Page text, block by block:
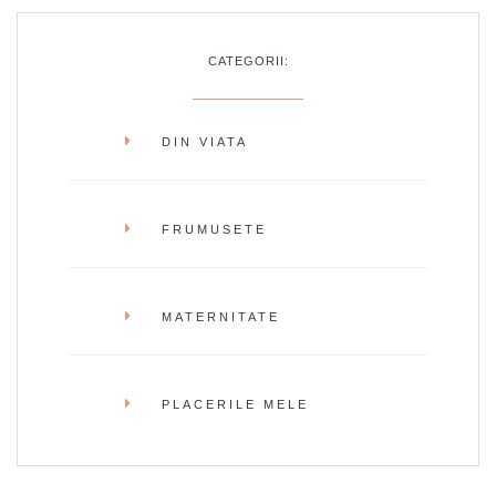
CATEGORII:
DIN VIATA
FRUMUSETE
MATERNITATE
PLACERILE MELE